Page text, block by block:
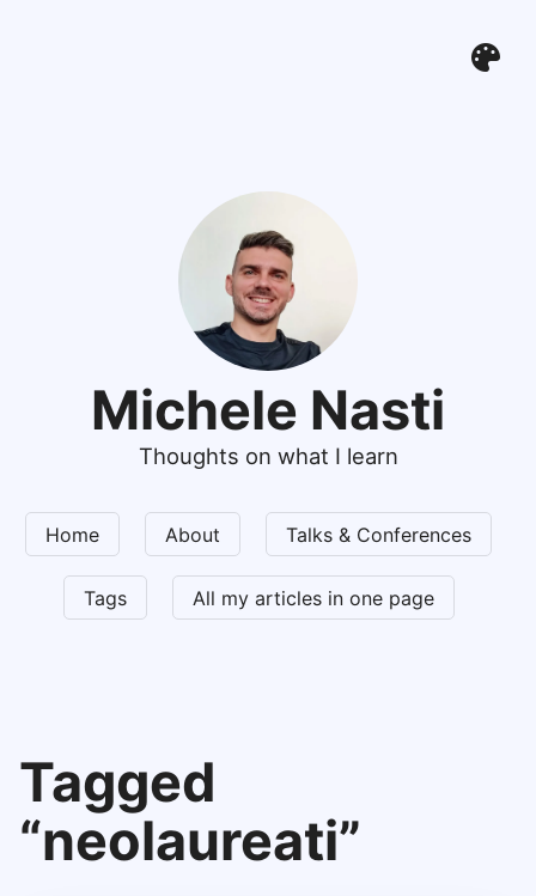
Michele Nasti
Thoughts on what I learn
Home About Talks & Conferences
Tags All my articles in one page
Tagged
“neolaureati”